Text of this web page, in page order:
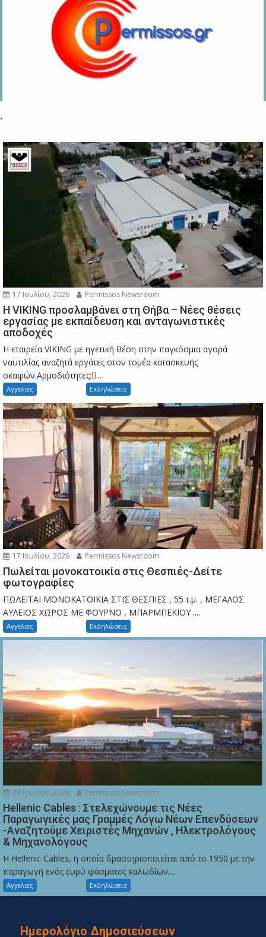
.
17 Ιουλίου, 2026 Permissos Newsroom
Η VIKING προσλαμβάνει στη Θήβα – Νέες θέσεις
εργασίας με εκπαίδευση και ανταγωνιστικές
αποδοχές
Η εταιρεία VIKING με ηγετική θέση στην παγκόσμια αγορά
ναυτιλίας αναζητά εργάτες στον τομέα κατασκευής
σκαφών.Αρμοδιότητες:...
Αγγελιες Εκδηλώσεις
17 Ιουλίου, 2026 Permissos Newsroom
Πωλείται μονοκατοικία στις Θεσπιές-Δείτε
φωτογραφίες
ΠΩΛΕΙΤΑΙ ΜΟΝΟΚΑΤΟΙΚΙΑ ΣΤΙΣ ΘΕΣΠΙΕΣ , 55 τ.μ. , ΜΕΓΑΛΟΣ
ΑΥΛΕΙΟΣ ΧΩΡΟΣ ΜΕ ΦΟΥΡΝΟ , ΜΠΑΡΜΠΕΚΙΟΥ ....
Αγγελιες Εκδηλώσεις
29 Ιουνίου, 2026 Permissos Newsroom
Hellenic Cables : Στελεχώνουμε τις Νέες
Παραγωγικές μας Γραμμές Λόγω Νέων Επενδύσεων
-Αναζητούμε Χειριστές Μηχανών , Ηλεκτρολόγους
& Μηχανολόγους
Η Hellenic Cables, η οποία δραστηριοποιείται από το 1950 με την
παραγωγή ενός ευρύ φάσματος καλωδίων,...
Αγγελιες Εκδηλώσεις
Ημερολόγιο Δημοσιεύσεων